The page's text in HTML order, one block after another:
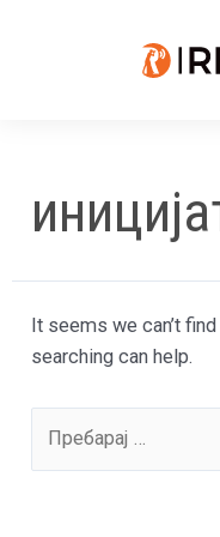
It seems we can’t
searching can help.